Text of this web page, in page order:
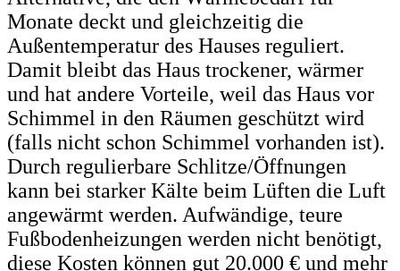
Monate deckt und gleichzeitig die
Außentemperatur des Hauses reguliert.
Damit bleibt das Haus trockener, wärmer
und hat andere Vorteile, weil das Haus vor
Schimmel in den Räumen geschützt wird
(falls nicht schon Schimmel vorhanden ist).
Durch regulierbare Schlitze/Öffnungen
kann bei starker Kälte beim Lüften die Luft
angewärmt werden. Aufwändige, teure
Fußbodenheizungen werden nicht benötigt,
diese Kosten können gut 20.000 € und mehr